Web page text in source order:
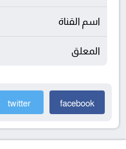
اسم القناة
المعلق
facebook
twitter